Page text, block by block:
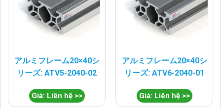
アルミフレーム20×40シ
リーズ: ATV5-2040-02
Giá: Liên hệ >>
アルミフレーム20×40シ
リーズ: ATV6-2040-01
Giá: Liên hệ >>